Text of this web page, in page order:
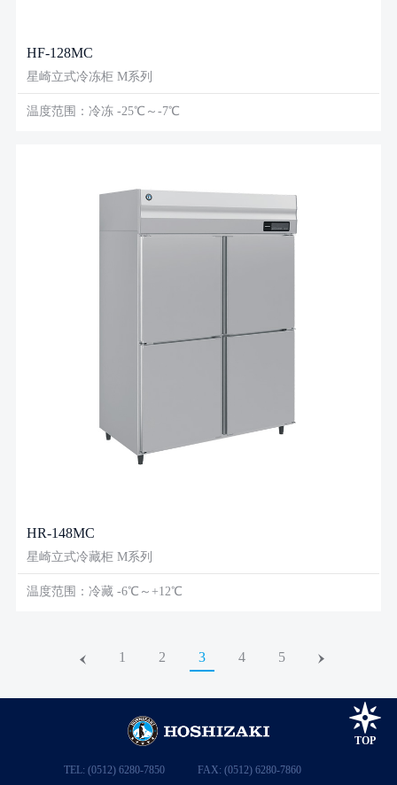
HF-128MC
星崎立式冷冻柜 M系列
温度范围：冷冻 -25℃～-7℃
HR-148MC
星崎立式冷藏柜 M系列
温度范围：冷藏 -6℃～+12℃
1 2 3 4 5
TEL: (0512) 6280-7850
FAX: (0512) 6280-7860
TOP